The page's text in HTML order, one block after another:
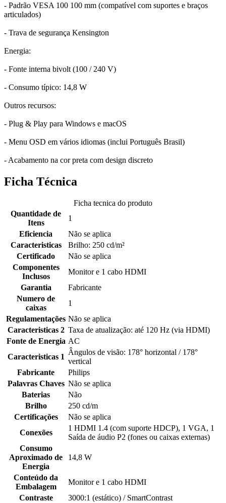
- Padrão VESA 100 100 mm (compatível com suportes e braços
articulados)
- Trava de segurança Kensington
Energia:
- Fonte interna bivolt (100 / 240 V)
- Consumo típico: 14,8 W
Outros recursos:
- Plug & Play para Windows e macOS
- Menu OSD em vários idiomas (inclui Português Brasil)
- Acabamento na cor preta com design discreto
Ficha Técnica
Ficha tecnica do produto
Quantidade de
Itens
1
Eficiencia
Não se aplica
Caracteristicas
Brilho: 250 cd/m²
Certificado
Não se aplica
Componentes
Inclusos
Monitor e 1 cabo HDMI
Garantia
Fabricante
Numero de
caixas
1
Regulamentações Não se aplica
Caracteristicas 2 Taxa de atualização: até 120 Hz (via HDMI)
Fonte de Energia AC
Caracteristicas 1
Ângulos de visão: 178° horizontal / 178°
vertical
Fabricante
Philips
Palavras Chaves Não se aplica
Baterias
Não
Brilho
250 cd/m
Certificações
Não se aplica
Conexões
1 HDMI 1.4 (com suporte HDCP), 1 VGA, 1
Saída de áudio P2 (fones ou caixas externas)
Consumo
Aproximado de
Energia
14,8 W
Conteúdo da
Embalagem
Monitor e 1 cabo HDMI
Contraste
3000:1 (estático) / SmartContrast